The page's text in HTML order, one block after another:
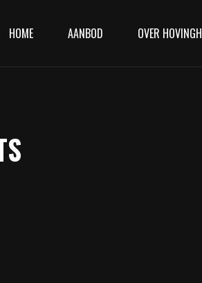
HOME AANBOD OVER HOVINGH